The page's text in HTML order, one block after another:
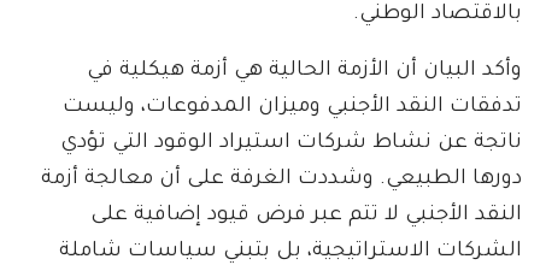
بالاقتصاد الوطني.
وأكد البيان أن الأزمة الحالية هي أزمة هيكلية في
تدفقات النقد الأجنبي وميزان المدفوعات، وليست
ناتجة عن نشاط شركات استيراد الوقود التي تؤدي
دورها الطبيعي. وشددت الغرفة على أن معالجة أزمة
النقد الأجنبي لا تتم عبر فرض قيود إضافية على
الشركات الاستراتيجية، بل بتبني سياسات شاملة